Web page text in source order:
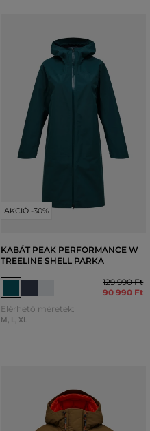
AKCIÓ -30%
KABÁT PEAK PERFORMANCE W
TREELINE SHELL PARKA
129 990 Ft
90 990 Ft
Elérhető méretek:
M, L, XL